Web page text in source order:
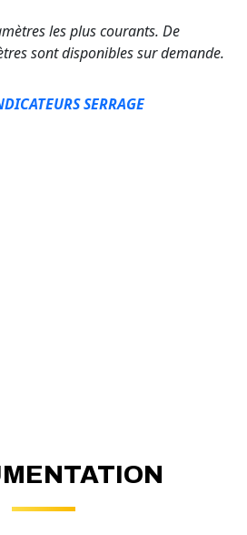
les plus courants. De
sont disponibles sur demande.
SERRAGE